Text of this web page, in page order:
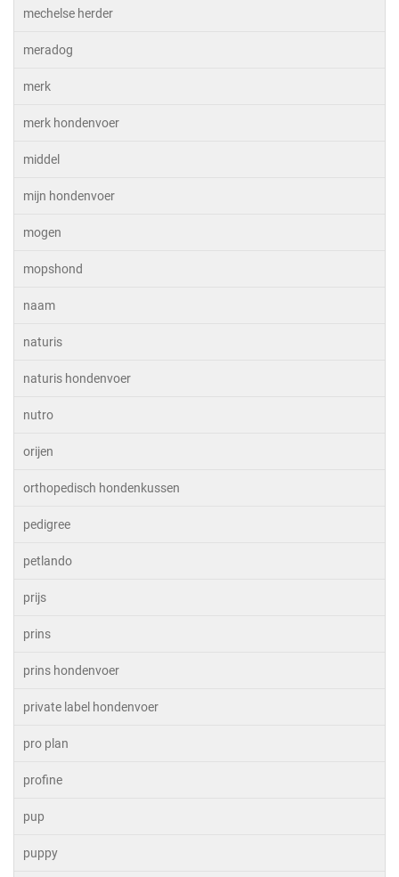
mechelse herder
meradog
merk
merk hondenvoer
middel
mijn hondenvoer
mogen
mopshond
naam
naturis
naturis hondenvoer
nutro
orijen
orthopedisch hondenkussen
pedigree
petlando
prijs
prins
prins hondenvoer
private label hondenvoer
pro plan
profine
pup
puppy